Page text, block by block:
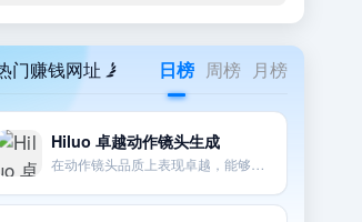
门赚钱网址 日榜 周榜 月榜
Hiluo 卓越动作镜头生成
在动作镜头品质上表现卓越，能够很好地遵循提示和相机指示。